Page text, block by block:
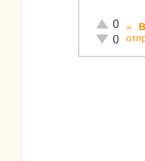
Отлично!
0
0
»